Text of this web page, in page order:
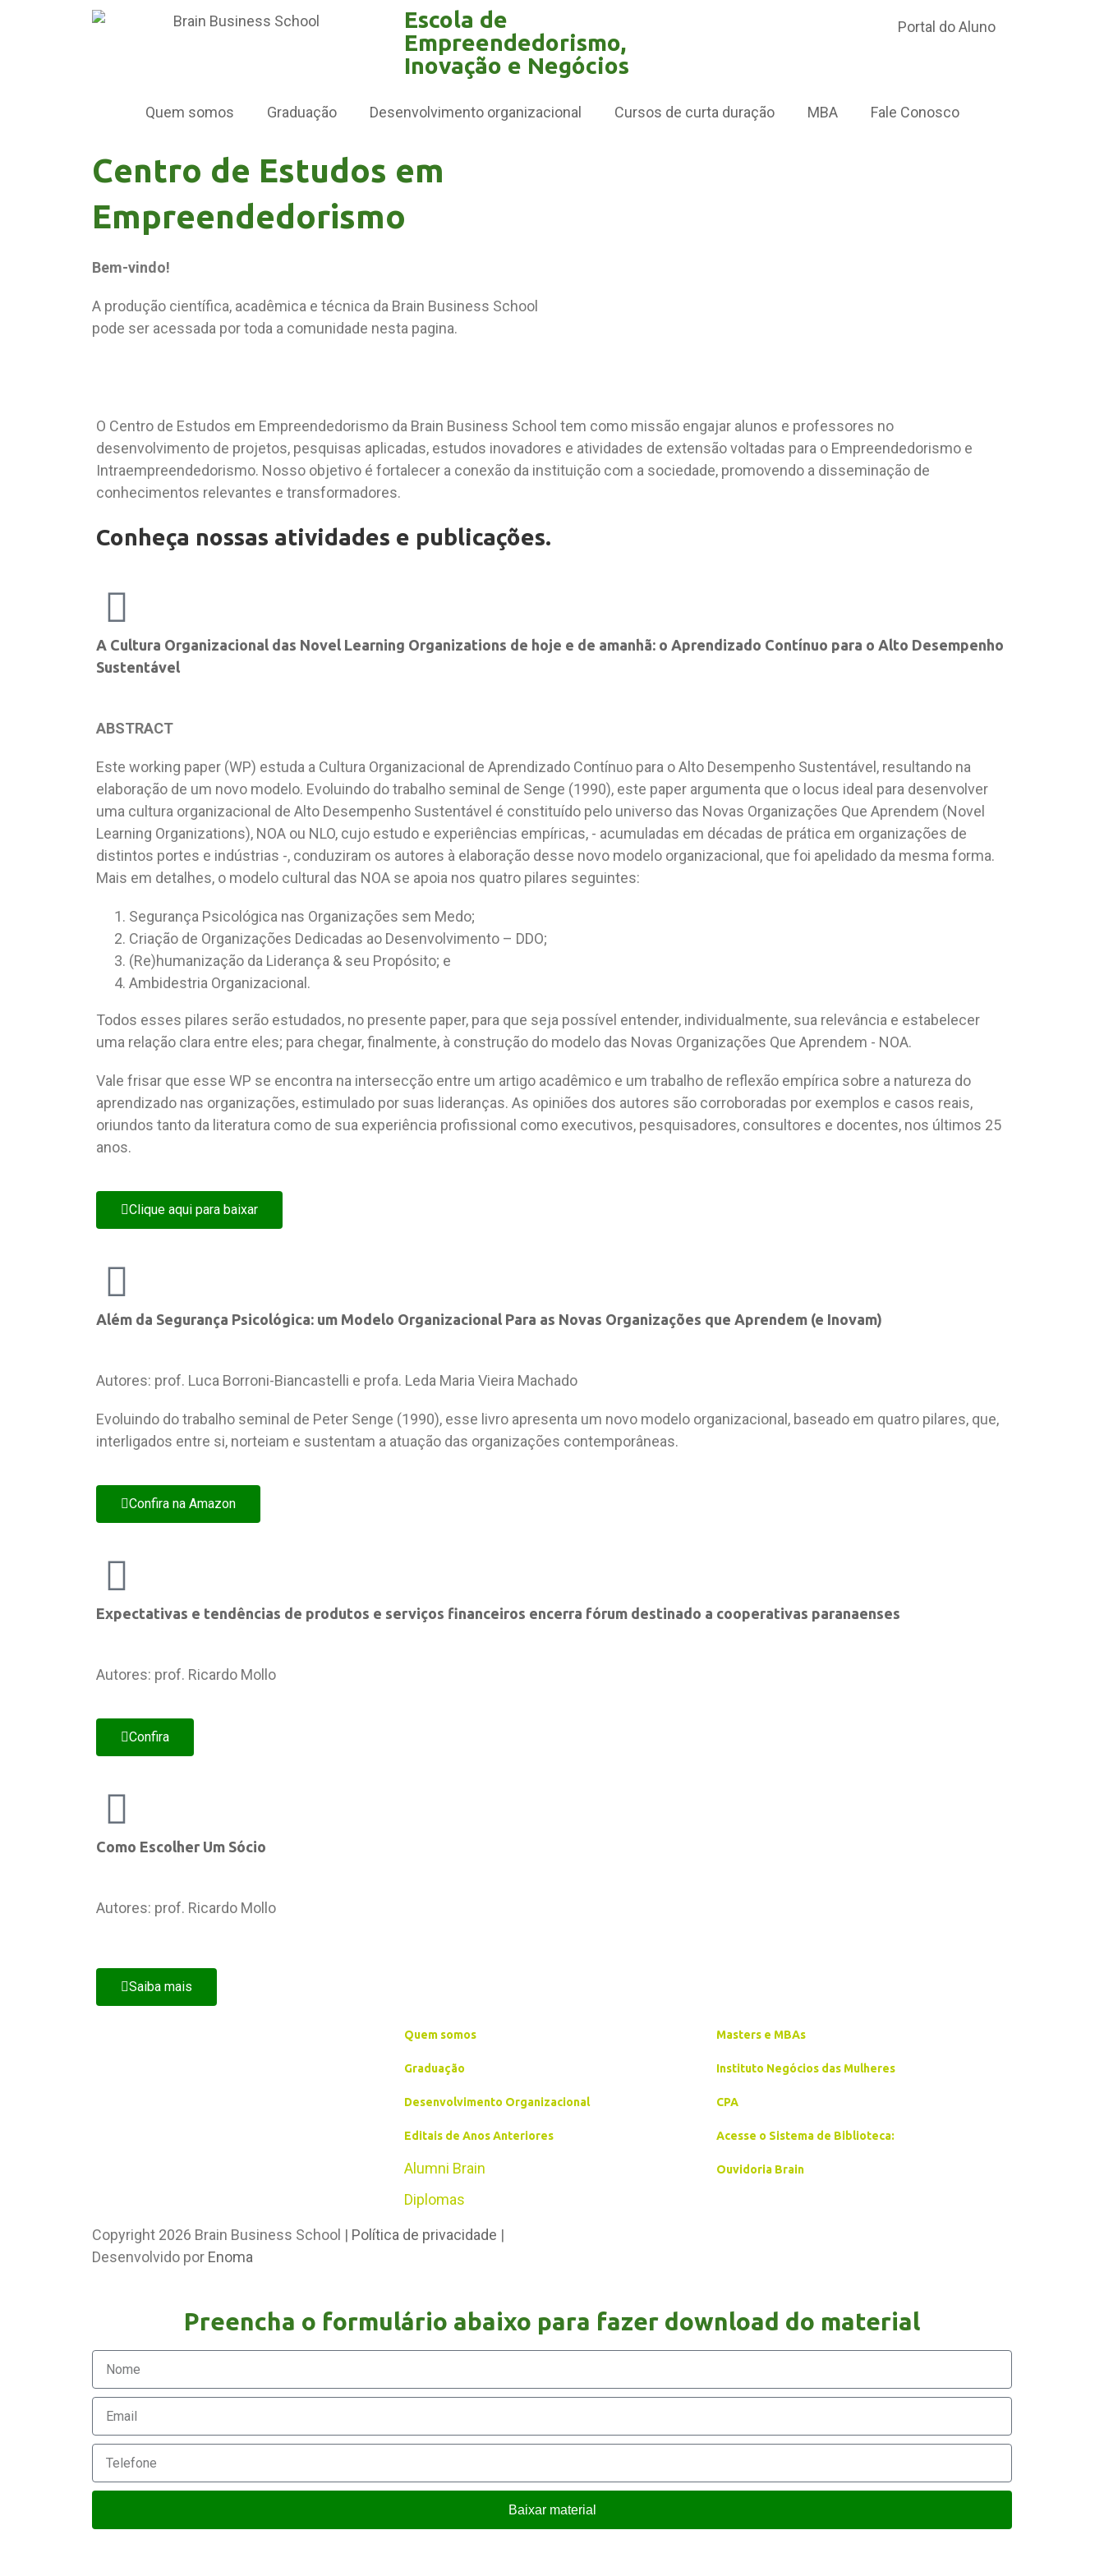
Escola de
Empreendedorismo,
Inovação e Negócios
Portal do Aluno
Quem somos Graduação Desenvolvimento organizacional Cursos de curta duração MBA Fale Conosco
Centro de Estudos em
Empreendedorismo
Bem-vindo!
A produção científica, acadêmica e técnica da Brain Business School
pode ser acessada por toda a comunidade nesta pagina.
O Centro de Estudos em Empreendedorismo da Brain Business School tem como missão engajar alunos e professores no
desenvolvimento de projetos, pesquisas aplicadas, estudos inovadores e atividades de extensão voltadas para o Empreendedorismo e
Intraempreendedorismo. Nosso objetivo é fortalecer a conexão da instituição com a sociedade, promovendo a disseminação de
conhecimentos relevantes e transformadores.
Conheça nossas atividades e publicações.
A Cultura Organizacional das Novel Learning Organizations de hoje e de amanhã: o Aprendizado Contínuo para o Alto Desempenho
Sustentável
ABSTRACT
Este working paper (WP) estuda a Cultura Organizacional de Aprendizado Contínuo para o Alto Desempenho Sustentável, resultando na
elaboração de um novo modelo. Evoluindo do trabalho seminal de Senge (1990), este paper argumenta que o locus ideal para desenvolver
uma cultura organizacional de Alto Desempenho Sustentável é constituído pelo universo das Novas Organizações Que Aprendem (Novel
Learning Organizations), NOA ou NLO, cujo estudo e experiências empíricas, - acumuladas em décadas de prática em organizações de
distintos portes e indústrias -, conduziram os autores à elaboração desse novo modelo organizacional, que foi apelidado da mesma forma.
Mais em detalhes, o modelo cultural das NOA se apoia nos quatro pilares seguintes:
Segurança Psicológica nas Organizações sem Medo;
Criação de Organizações Dedicadas ao Desenvolvimento – DDO;
(Re)humanização da Liderança & seu Propósito; e
Ambidestria Organizacional.
Todos esses pilares serão estudados, no presente paper, para que seja possível entender, individualmente, sua relevância e estabelecer
uma relação clara entre eles; para chegar, finalmente, à construção do modelo das Novas Organizações Que Aprendem - NOA.
Vale frisar que esse WP se encontra na intersecção entre um artigo acadêmico e um trabalho de reflexão empírica sobre a natureza do
aprendizado nas organizações, estimulado por suas lideranças. As opiniões dos autores são corroboradas por exemplos e casos reais,
oriundos tanto da literatura como de sua experiência profissional como executivos, pesquisadores, consultores e docentes, nos últimos 25
anos.
Clique aqui para baixar
Além da Segurança Psicológica: um Modelo Organizacional Para as Novas Organizações que Aprendem (e Inovam)
Autores: prof. Luca Borroni-Biancastelli e profa. Leda Maria Vieira Machado
Evoluindo do trabalho seminal de Peter Senge (1990), esse livro apresenta um novo modelo organizacional, baseado em quatro pilares, que,
interligados entre si, norteiam e sustentam a atuação das organizações contemporâneas.
Confira na Amazon
Expectativas e tendências de produtos e serviços financeiros encerra fórum destinado a cooperativas paranaenses
Autores: prof. Ricardo Mollo
Confira
Como Escolher Um Sócio
Autores: prof. Ricardo Mollo
Saiba mais
Quem somos
Graduação
Desenvolvimento Organizacional
Editais de Anos Anteriores
Alumni Brain
Diplomas
Masters e MBAs
Instituto Negócios das Mulheres
CPA
Acesse o Sistema de Biblioteca:
Ouvidoria Brain
Copyright 2026 Brain Business School | Política de privacidade |
Desenvolvido por Enoma
Preencha o formulário abaixo para fazer download do material
Baixar material